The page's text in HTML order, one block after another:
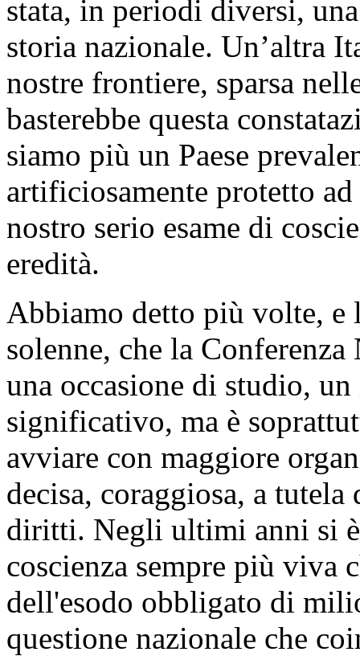
stata, in periodi diversi,
storia nazionale. Un’altra
nostre frontiere, sparsa
basterebbe questa
siamo più un Paese
artificiosamente protetto
nostro serio esame di
eredità.
Abbiamo detto più volte, e
solenne, che la
una occasione di studio,
significativo, ma è
avviare con maggiore
decisa, coraggiosa, a
diritti. Negli ultimi anni si
coscienza sempre più viva
dell'esodo obbligato di
questione nazionale che